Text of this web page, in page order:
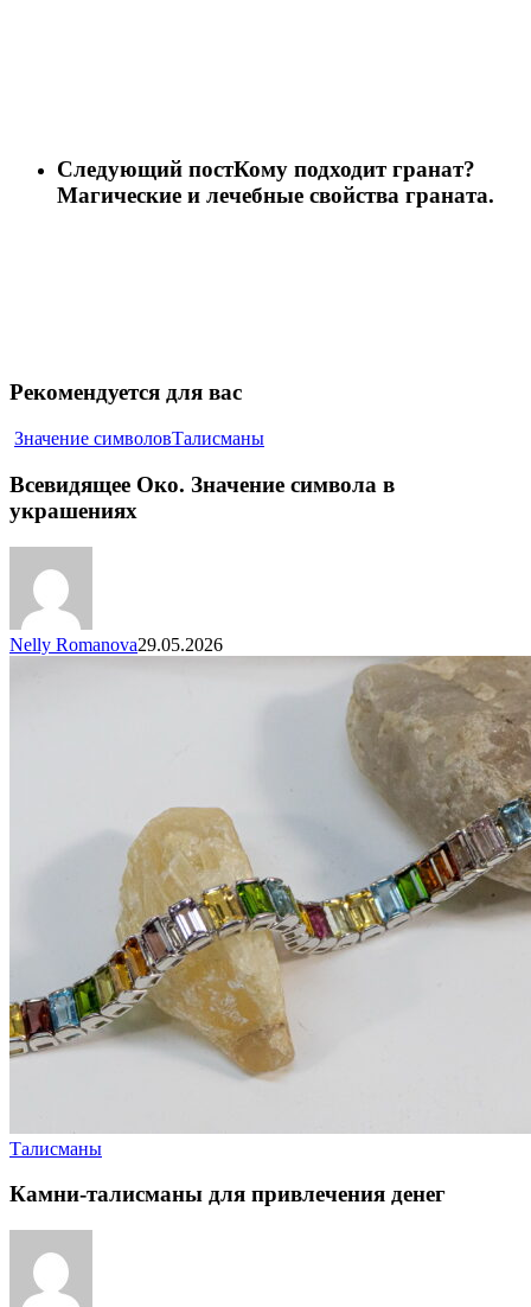
Следующий постКому подходит гранат?
Магические и лечебные свойства граната.
Рекомендуется для вас
Значение символовТалисманы
Всевидящее Око. Значение символа в
украшениях
Nelly Romanova29.05.2026
Талисманы
Камни-талисманы для привлечения денег